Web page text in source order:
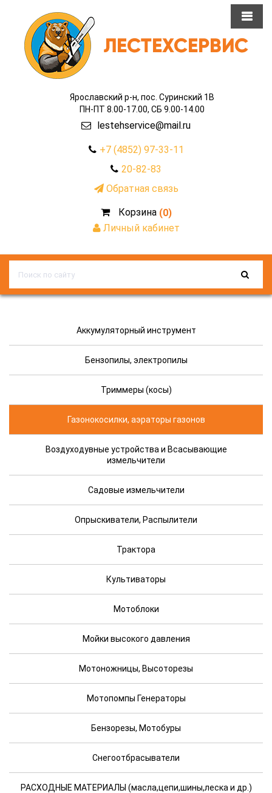
Ярославский р-н, пос. Суринский 1В
ПН-ПТ 8.00-17.00, СБ 9.00-14.00
lestehservice@mail.ru
+7 (4852) 97-33-11
20-82-83
Обратная связь
Корзина (0)
Личный кабинет
Аккумуляторный инструмент
Бензопилы, электропилы
Триммеры (косы)
Газонокосилки, аэраторы газонов
Воздуходувные устройства и Всасывающие
измельчители
Садовые измельчители
Опрыскиватели, Распылители
Трактора
Культиваторы
Мотоблоки
Мойки высокого давления
Мотоножницы, Высоторезы
Мотопомпы Генераторы
Бензорезы, Мотобуры
Снегоотбрасыватели
РАСХОДНЫЕ МАТЕРИАЛЫ (масла,цепи,шины,леска и др.)